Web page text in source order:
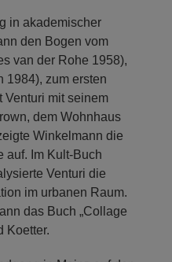
in akademischer
den Bogen vom
van der Rohe 1958),
1984), zum ersten
Venturi mit seinem
dem Wohnhaus
Winkelmann die
auf. Im Kult-Buch
Venturi die
im urbanen Raum.
das Buch „Collage
Koetter.